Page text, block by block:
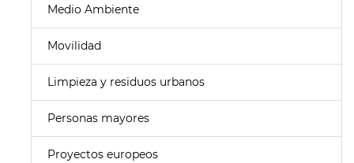
Medio Ambiente
Movilidad
Limpieza y residuos urbanos
Personas mayores
Proyectos europeos